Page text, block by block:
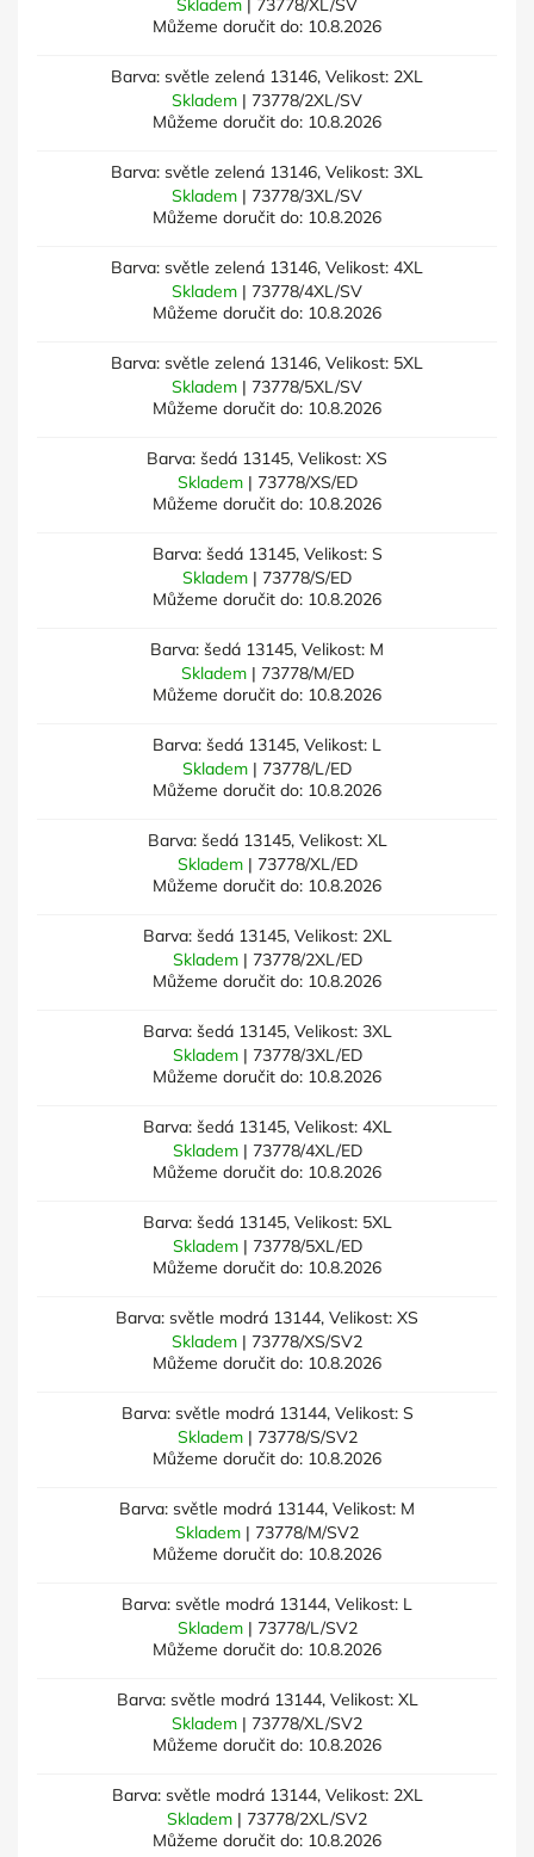
Skladem
| 73778/XL/SV
Můžeme doručit do: 10.8.2026
Barva: světle zelená 13146, Velikost: 2XL
Skladem | 73778/2XL/SV
Můžeme doručit do: 10.8.2026
Barva: světle zelená 13146, Velikost: 3XL
Skladem | 73778/3XL/SV
Můžeme doručit do: 10.8.2026
Barva: světle zelená 13146, Velikost: 4XL
Skladem | 73778/4XL/SV
Můžeme doručit do: 10.8.2026
Barva: světle zelená 13146, Velikost: 5XL
Skladem | 73778/5XL/SV
Můžeme doručit do: 10.8.2026
Barva: šedá 13145, Velikost: XS
Skladem | 73778/XS/ED
Můžeme doručit do: 10.8.2026
Barva: šedá 13145, Velikost: S
Skladem | 73778/S/ED
Můžeme doručit do: 10.8.2026
Barva: šedá 13145, Velikost: M
Skladem | 73778/M/ED
Můžeme doručit do: 10.8.2026
Barva: šedá 13145, Velikost: L
Skladem | 73778/L/ED
Můžeme doručit do: 10.8.2026
Barva: šedá 13145, Velikost: XL
Skladem | 73778/XL/ED
Můžeme doručit do: 10.8.2026
Barva: šedá 13145, Velikost: 2XL
Skladem | 73778/2XL/ED
Můžeme doručit do: 10.8.2026
Barva: šedá 13145, Velikost: 3XL
Skladem | 73778/3XL/ED
Můžeme doručit do: 10.8.2026
Barva: šedá 13145, Velikost: 4XL
Skladem | 73778/4XL/ED
Můžeme doručit do: 10.8.2026
Barva: šedá 13145, Velikost: 5XL
Skladem | 73778/5XL/ED
Můžeme doručit do: 10.8.2026
Barva: světle modrá 13144, Velikost: XS
Skladem | 73778/XS/SV2
Můžeme doručit do: 10.8.2026
Barva: světle modrá 13144, Velikost: S
Skladem | 73778/S/SV2
Můžeme doručit do: 10.8.2026
Barva: světle modrá 13144, Velikost: M
Skladem | 73778/M/SV2
Můžeme doručit do: 10.8.2026
Barva: světle modrá 13144, Velikost: L
Skladem | 73778/L/SV2
Můžeme doručit do: 10.8.2026
Barva: světle modrá 13144, Velikost: XL
Skladem | 73778/XL/SV2
Můžeme doručit do: 10.8.2026
Barva: světle modrá 13144, Velikost: 2XL
Skladem | 73778/2XL/SV2
Můžeme doručit do: 10.8.2026